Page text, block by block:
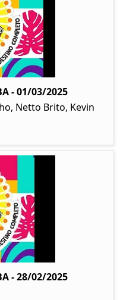
- 01/03/2025
Netto Brito, Kevin
- 28/02/2025